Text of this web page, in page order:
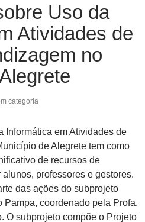
Uso da
Atividades de
no
categoria
Informática em Atividades de
de Alegrete tem como
de recursos de
professores e gestores.
das ações do subprojeto
Pampa, coordenado pela Profa.
O subprojeto compõe o Projeto